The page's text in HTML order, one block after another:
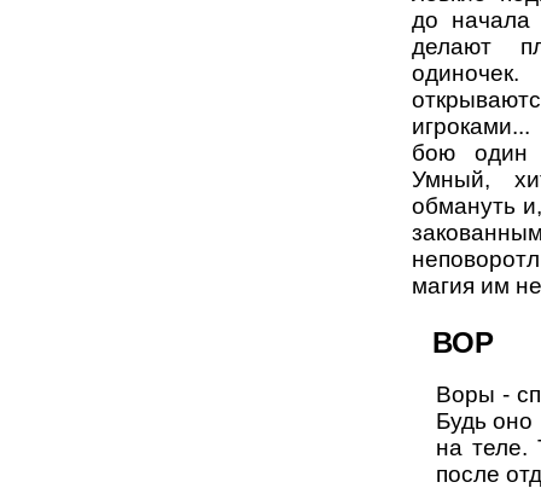
до начала
делают
бою один
Умный,
обмануть
магия им
ВОР
Воры -
Будь
на теле.
после